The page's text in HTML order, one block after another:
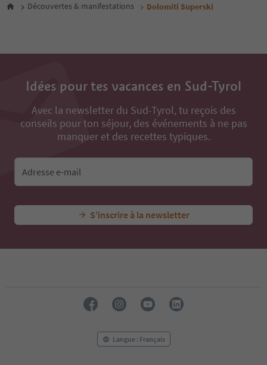
Découvertes & manifestations Dolomiti Superski
Idées pour tes vacances en Sud-Tyrol
Avec la newsletter du Sud-Tyrol, tu reçois des
conseils pour ton séjour, des événements à ne pas
manquer et des recettes typiques.
Adresse e-mail
S’inscrire à la newsletter
Langue : Français